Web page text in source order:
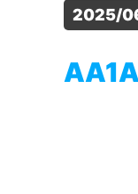
2025/